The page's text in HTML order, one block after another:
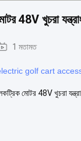
48V খুচরা
1 মতামত
golf cart
48V খুচরা যন্ত্রাংশ